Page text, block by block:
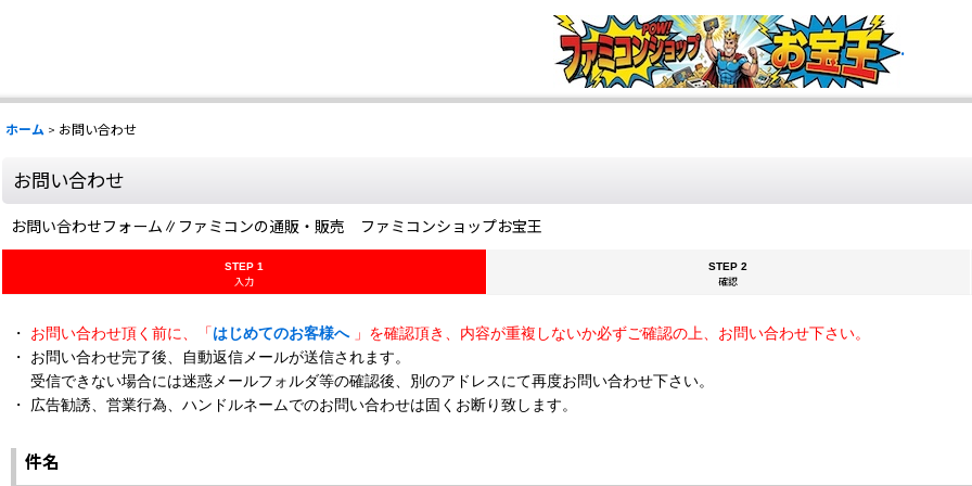
.
ホーム > お問い合わせ
お問い合わせ
お問い合わせフォーム∥ファミコンの通販・販売 ファミコンショップお宝王
STEP 1
入力
STEP 2
確認
・ お問い合わせ頂く前に、「はじめてのお客様へ 」を確認頂き、内容が重複しないか必ずご確認の上、お問い合わせ下さい。
・ お問い合わせ完了後、自動返信メールが送信されます。
受信できない場合には迷惑メールフォルダ等の確認後、別のアドレスにて再度お問い合わせ下さい。
・ 広告勧誘、営業行為、ハンドルネームでのお問い合わせは固くお断り致します。
件名